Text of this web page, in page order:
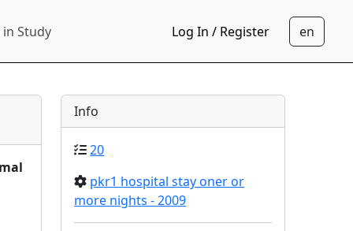
in Study Log In / Register
Info
20
pkr1 hospital stay oner or
more nights - 2009